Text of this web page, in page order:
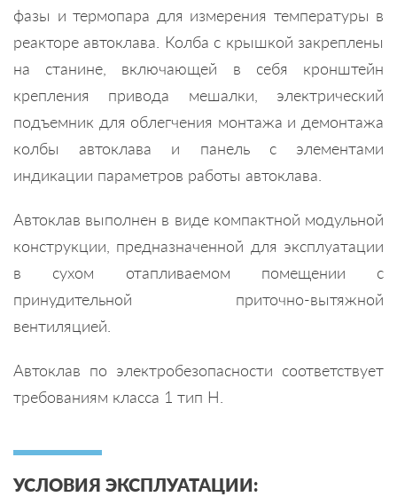
фазы и термопара для измерения температуры в
реакторе автоклава. Колба с крышкой закреплены
на станине, включающей в себя кронштейн
крепления привода мешалки, электрический
подъемник для облегчения монтажа и демонтажа
колбы автоклава и панель с элементами
индикации параметров работы автоклава.
Автоклав выполнен в виде компактной модульной
конструкции, предназначенной для эксплуатации
в сухом отапливаемом помещении с
принудительной приточно-вытяжной
вентиляцией.
Автоклав по электробезопасности соответствует
требованиям класса 1 тип Н.
УСЛОВИЯ ЭКСПЛУАТАЦИИ: